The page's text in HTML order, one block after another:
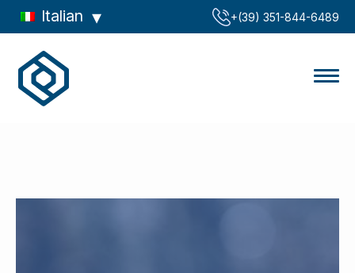
Italian ‪+(39) 351-844-6489‬